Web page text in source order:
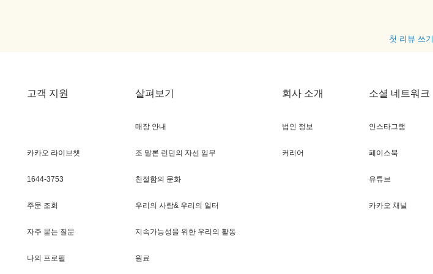
첫 리뷰 쓰기
고객 지원
카카오 라이브챗
1644-3753
주문 조회
자주 묻는 질문
나의 프로필
살펴보기
매장 안내
조 말론 런던의 자선 임무
친절함의 문화
우리의 사람& 우리의 일터
지속가능성을 위한 우리의 활동
원료
회사 소개
법인 정보
커리어
소셜 네트워크
인스타그램
페이스북
유튜브
카카오 채널